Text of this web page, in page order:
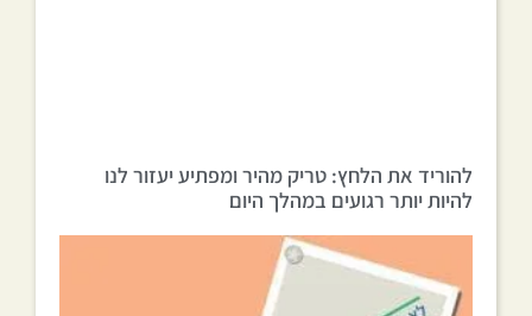
להוריד את הלחץ: טריק מהיר ומפתיע יעזור לנו
להיות יותר רגועים במהלך היום